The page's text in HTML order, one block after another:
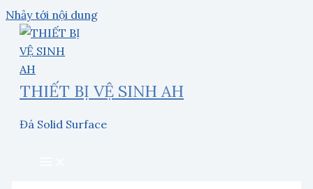
Nhảy tới nội dung
THIẾT BỊ VỆ SINH AH
Đá Solid Surface